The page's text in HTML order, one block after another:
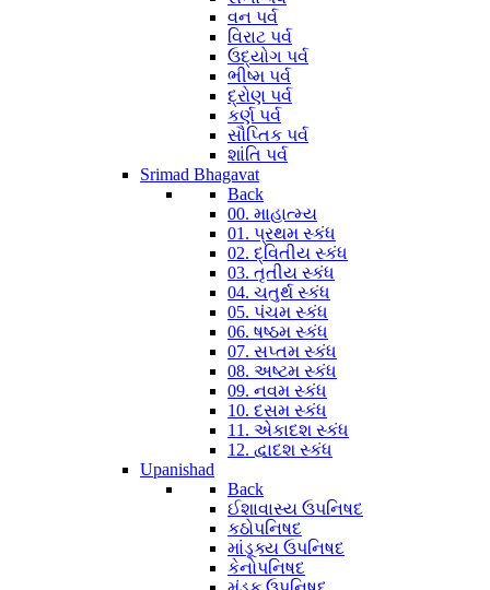
વન પર્વ
વિરાટ પર્વ
ઉદ્યોગ પર્વ
ભીષ્મ પર્વ
દ્રોણ પર્વ
કર્ણ પર્વ
સૌપ્તિક પર્વ
શાંતિ પર્વ
Srimad Bhagavat
Back
00. માહાત્મ્ય
01. પ્રથમ સ્કંધ
02. દ્વિતીય સ્કંધ
03. તૃતીય સ્કંધ
04. ચતુર્થ સ્કંધ
05. પંચમ સ્કંધ
06. ષષ્ઠમ સ્કંધ
07. સપ્તમ સ્કંધ
08. અષ્ટમ સ્કંધ
09. નવમ સ્કંધ
10. દસમ સ્કંધ
11. એકાદશ સ્કંધ
12. દ્વાદશ સ્કંધ
Upanishad
Back
ઈશાવાસ્ય ઉપનિષદ
કઠોપનિષદ
માંડૂક્ય ઉપનિષદ
કેનોપનિષદ